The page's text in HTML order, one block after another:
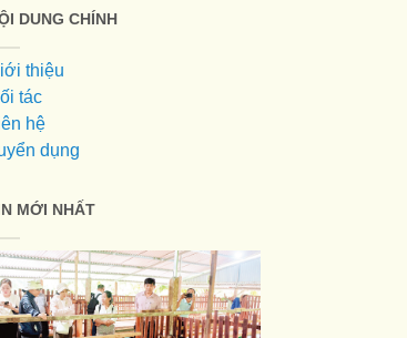
DUNG CHÍNH
thiệu
tác
hệ
dụng
MỚI NHẤT